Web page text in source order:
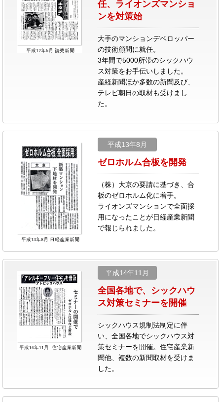
任、ライオンズマンショ
ンを対策始
大手のマンションデベロッパー
の技術顧問に就任。
3年間で5000所帯のシックハウ
ス対策をお手伝いしました。
産経新聞ほか多数の新聞及び、
テレビ朝日の取材も受けまし
た。
平成13年8月
ゼロホルム合板を開発
（株）大京の要請に基づき、合
板のゼロホルム化に着手。
ライオンズマンションで全面採
用になったことが日経産業新聞
で報じられました。
平成14年11月
全国各地で、シックハウ
ス対策セミナーを開催
シックハウス規制法制定に伴
い、全国各地でシックハウス対
策セミナーを開催。住宅産業新
聞他、複数の新聞取材を受けま
した。